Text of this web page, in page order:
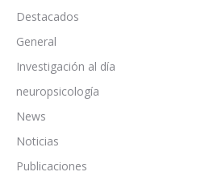
Destacados
General
Investigación al día
neuropsicología
News
Noticias
Publicaciones